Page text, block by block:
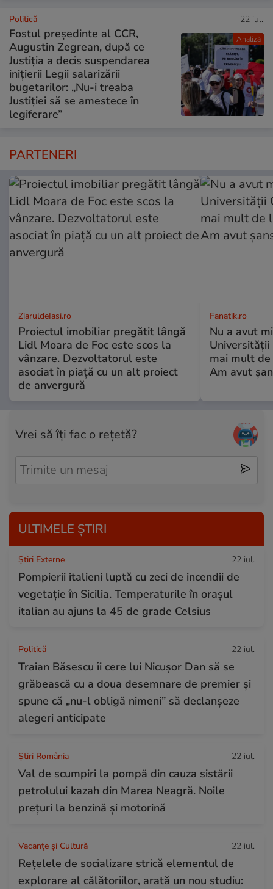
Analiză
Politică 22 iul.
Fostul președinte al CCR,
Augustin Zegrean, după ce
Justiția a decis suspendarea
inițierii Legii salarizării
bugetarilor: „Nu-i treaba
Justiției să se amestece în
legiferare”
PARTENERI
ZiaruldeIasi.ro
Proiectul imobiliar pregătit lângă
Lidl Moara de Foc este scos la
vânzare. Dezvoltatorul este
asociat în piață cu un alt proiect
de anvergură
Fanatik.ro
Nu a avut
Universității
mai mult
Am avut
Vrei să îți fac o rețetă?
ULTIMELE ȘTIRI
Știri Externe 22 iul.
Pompierii italieni luptă cu zeci de incendii de
vegetație în Sicilia. Temperaturile în orașul
italian au ajuns la 45 de grade Celsius
Politică 22 iul.
Traian Băsescu îi cere lui Nicușor Dan să se
grăbească cu a doua desemnare de premier și
spune că „nu-l obligă nimeni” să declanșeze
alegeri anticipate
Știri România 22 iul.
Val de scumpiri la pompă din cauza sistării
petrolului kazah din Marea Neagră. Noile
prețuri la benzină și motorină
Vacanțe și Cultură 22 iul.
Rețelele de socializare strică elementul de
explorare al călătoriilor, arată un nou studiu: